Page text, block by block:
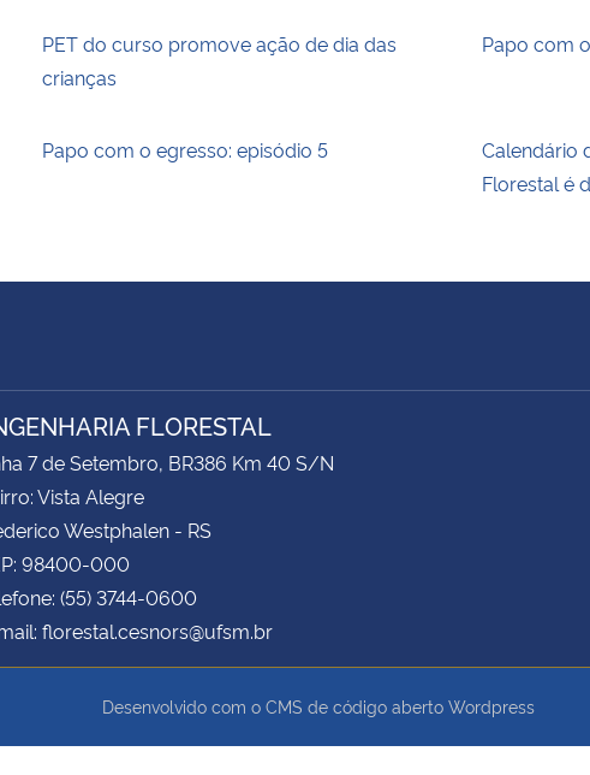
PET do curso promove ação de dia das
crianças
Papo com
Papo com o egresso: episódio 5
Calendário
Florestal é
FLORESTAL
7 de Setembro, BR386 Km 40 S/N
Vista Alegre
Westphalen - RS
98400-000
(55) 3744-0600
florestal.cesnors@ufsm.br
Desenvolvido com o CMS de código aberto Wordpress